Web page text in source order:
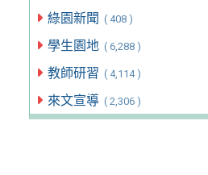
綠園新聞 ( 408 )
學生園地 ( 6,288 )
教師研習 ( 4,114 )
來文宣導 ( 2,306 )